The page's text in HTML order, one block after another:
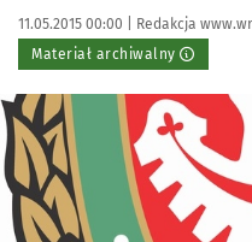
Data publikacji:
11.05.2015 00:00 | Autor:
Redakcja
Materiał archiwalny
Kliknij, aby powiększyć